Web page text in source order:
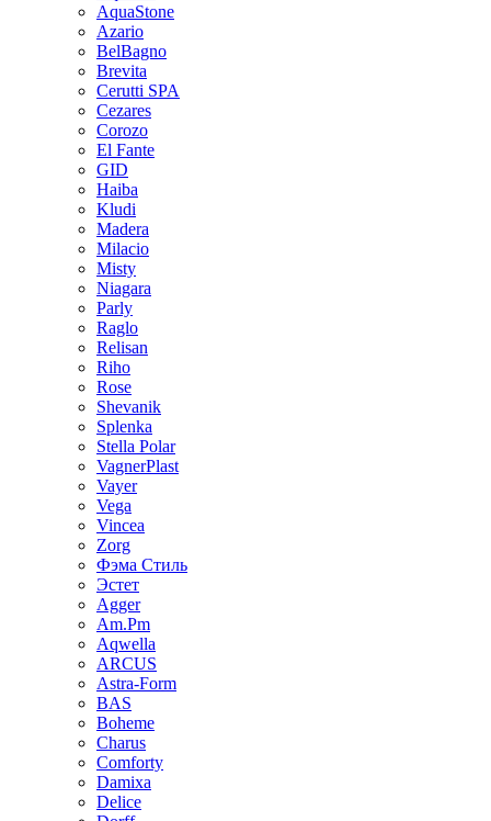
AquaStone
Azario
BelBagno
Brevita
Cerutti SPA
Cezares
Corozo
El Fante
GID
Haiba
Kludi
Madera
Milacio
Misty
Niagara
Parly
Raglo
Relisan
Riho
Rose
Shevanik
Splenka
Stella Polar
VagnerPlast
Vayer
Vega
Vincea
Zorg
Фэма Стиль
Эстет
Agger
Am.Pm
Aqwella
ARCUS
Astra-Form
BAS
Boheme
Charus
Comforty
Damixa
Delice